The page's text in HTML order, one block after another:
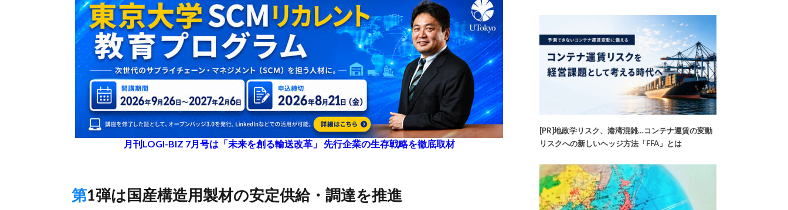
月刊LOGI-BIZ 7月号は「未来を創る輸送改革」 先行企業の生存戦略を徹底取材
第1弾は国産構造用製材の安定供給・調達を推進
[PR]地政学リスク、港湾混雑…コンテナ運賃の変動
リスクへの新しいヘッジ方法「FFA」とは